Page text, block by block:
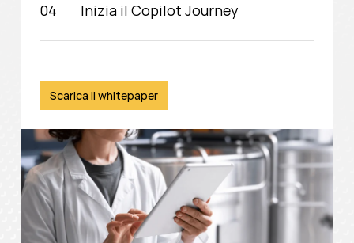
Inizia il Copilot Journey
Scarica il whitepaper